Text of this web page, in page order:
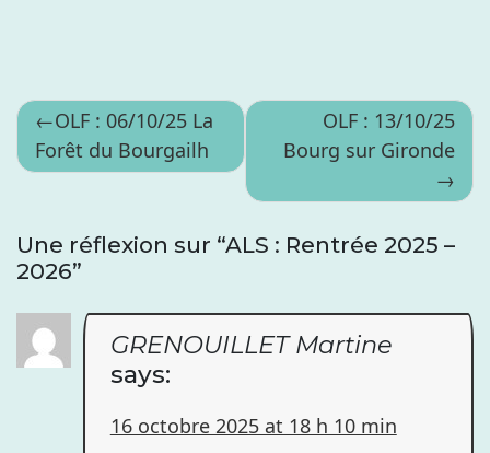
Navigation
de
OLF : 06/10/25 La
Forêt du Bourgailh
OLF : 13/10/25
Bourg sur Gironde
Une réflexion sur “ALS : Rentrée 2025 –
2026”
GRENOUILLET Martine
says:
16 octobre 2025 at 18 h 10 min